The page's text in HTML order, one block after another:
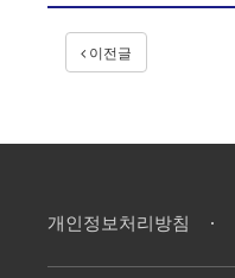
이전글
개인정보처리방침